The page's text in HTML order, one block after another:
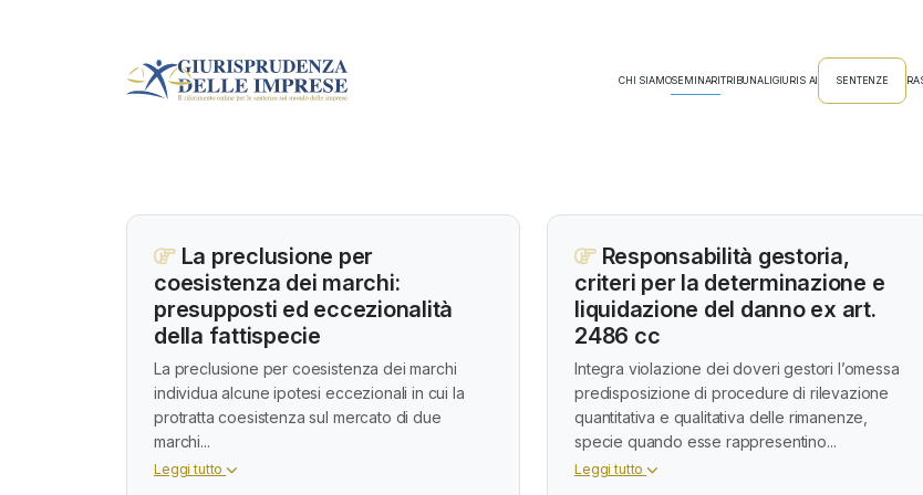
CHI SIAMOSEMINARITRIBUNALIGIURIS AI SENTENZE
La preclusione per
coesistenza dei marchi:
presupposti ed eccezionalità
della fattispecie
La preclusione per coesistenza dei marchi
individua alcune ipotesi eccezionali in cui la
protratta coesistenza sul mercato di due
marchi...
Leggi tutto
Responsabilità gestoria,
criteri per la determinazione e
liquidazione del danno ex art.
2486 cc
Integra violazione dei doveri gestori l’omessa
predisposizione di procedure di rilevazione
quantitativa e qualitativa delle rimanenze,
specie quando esse rappresentino...
Leggi tutto